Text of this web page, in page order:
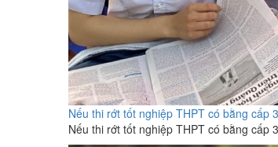
Nếu thi rớt tốt nghiệp THPT có bằng cấp
Nếu thi rớt tốt nghiệp THPT có bằng cấp